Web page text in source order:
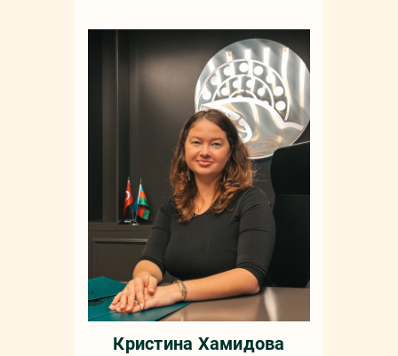
Кристина Хамидова